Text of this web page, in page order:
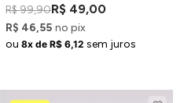
R$ 99,90R$ 49,00
R$ 46,55 no pix
ou 8x de R$ 6,12 sem juros